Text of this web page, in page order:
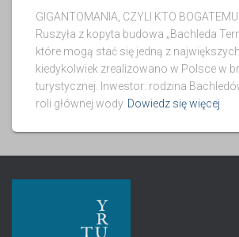
GIGANTOMANIA, CZYLI KTO BOGATEMU
Ruszyła z kopyta budowa „Bachleda
które mogą stać się jedną z
kiedykolwiek zrealizowano w Polsce w
turystycznej. Inwestor: rodzina
roli głównej wody Dowiedz się więcej